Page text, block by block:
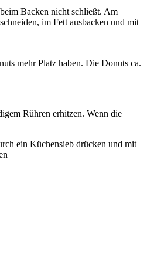
Backen nicht schließt. Am
im Fett ausbacken und mit
mehr Platz haben. Die Donuts ca.
Rühren erhitzen. Wenn die
ein Küchensieb drücken und mit